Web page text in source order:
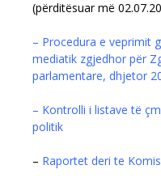
(përditësuar më
– Procedura e veprimit
mediatik zgjedhor për
parlamentare, dhjetor
– Kontrolli i listave të
politik
– Raportet deri te